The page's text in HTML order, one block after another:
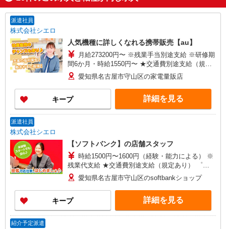
派遣社員
株式会社シエロ
人気機種に詳しくなれる携帯販売【au】
月給273200円〜 ※残業手当別途支給 ※研修期
間6か月・時給1550円〜 ★交通費別途支給（規定
あり） ゜+゜・。○。・゜+゜・。○。・゜+゜ 入
社祝い金10万円支給(規定有) お友達を紹介頂くと,
インセンティブ支給(規定有) ゜・。○。・゜
+゜・。○。・゜+゜
愛知県名古屋市守山区の家電量販店
キープ 詳細を見る
派遣社員
株式会社シエロ
【ソフトバンク】の店舗スタッフ
時給1500円〜1600円（経験・能力による） ※
残業代支給 ★交通費別途支給（規定あり） ゜
+゜・。○。・゜+゜・。○。・゜+゜ 入社祝い金10
万円支給(規定有) お友達を紹介頂くと, インセンテ
ィブ支給(規定有) ★月2回払い・週払い可能（規程
有）★ ゜・。○。・゜+゜・。○。・゜+゜
愛知県名古屋市守山区のsoftbankショップ
キープ 詳細を見る
紹介予定派遣